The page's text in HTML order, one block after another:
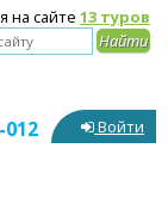
на сайте 13 туров
012 Войти